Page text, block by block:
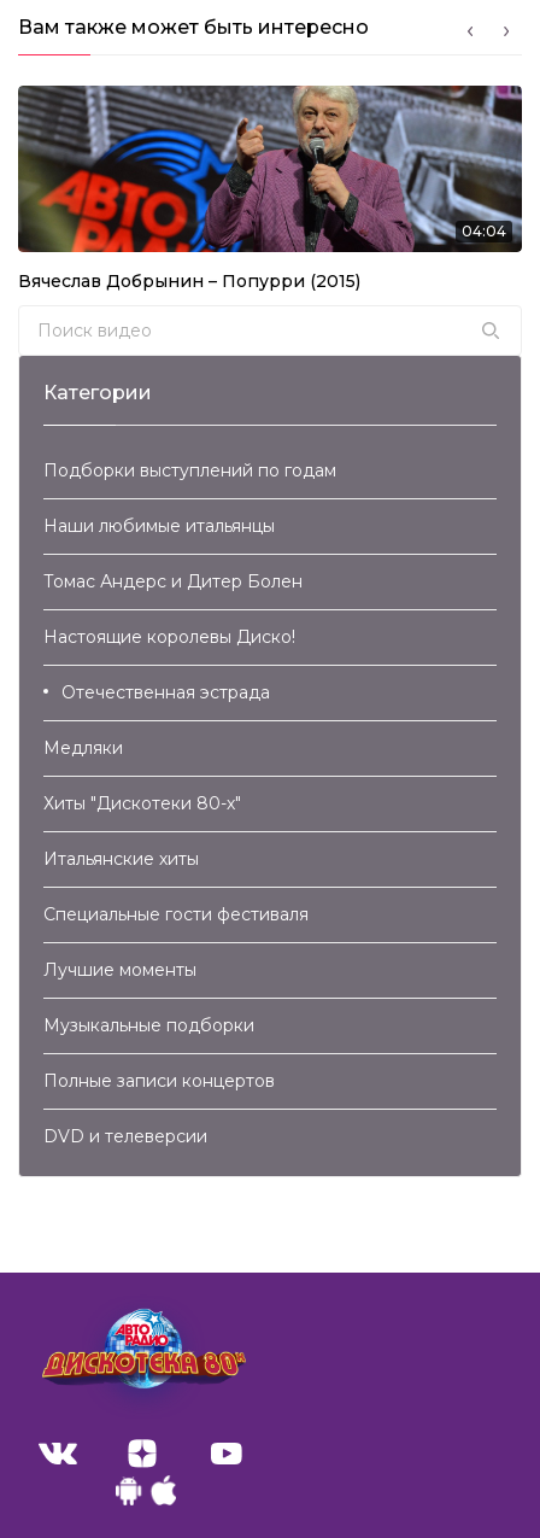
Вам также может быть интересно
04:04
Вячеслав Добрынин – Попурри (2015)
Search for:
Категории
Подборки выступлений по годам
Наши любимые итальянцы
Томас Андерс и Дитер Болен
Настоящие королевы Диско!
Отечественная эстрада
Медляки
Хиты "Дискотеки 80-х"
Итальянские хиты
Специальные гости фестиваля
Лучшие моменты
Музыкальные подборки
Полные записи концертов
DVD и телеверсии